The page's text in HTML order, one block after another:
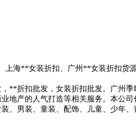
海**女装折扣、广州**女装折扣货
**折扣批发，女装折扣批发。广州季
地产的人气打造等相关服务。本公司
、男装、童装、配饰、儿童、少年、